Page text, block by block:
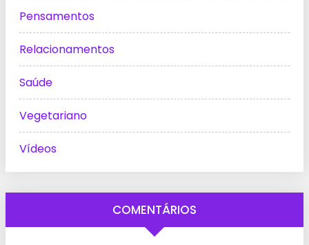
Pensamentos
Relacionamentos
Saúde
Vegetariano
Vídeos
COMENTÁRIOS